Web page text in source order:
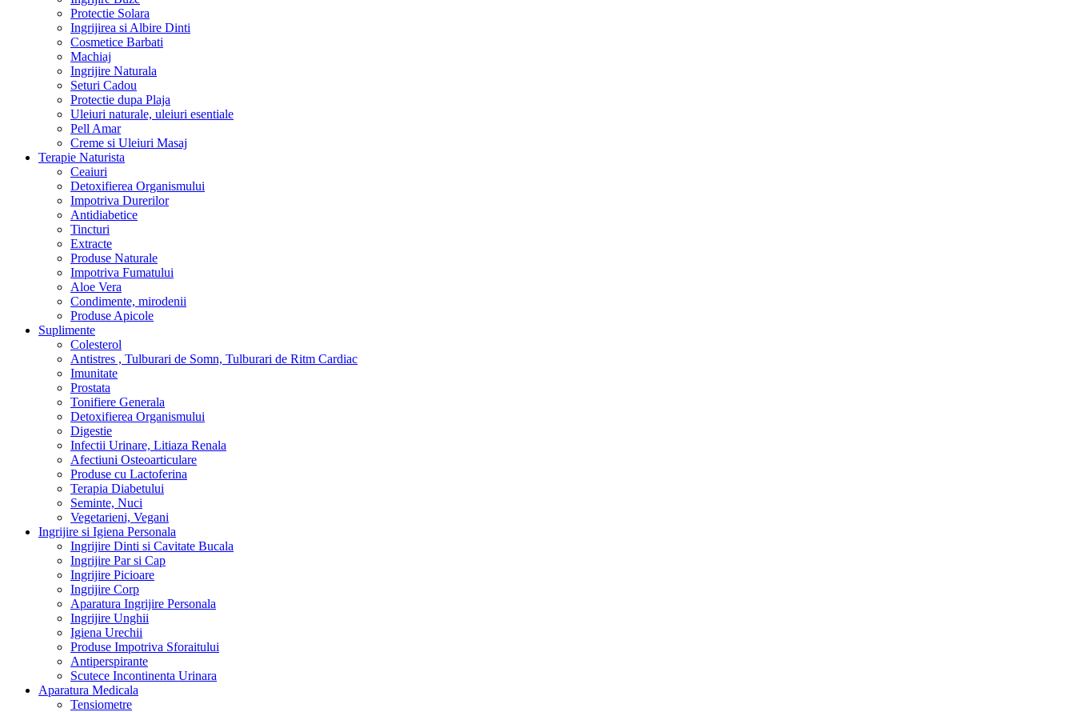
Protectie Solara
Ingrijirea si Albire Dinti
Cosmetice Barbati
Machiaj
Ingrijire Naturala
Seturi Cadou
Protectie dupa Plaja
Uleiuri naturale, uleiuri esentiale
Pell Amar
Creme si Uleiuri Masaj
Terapie Naturista
Ceaiuri
Detoxifierea Organismului
Impotriva Durerilor
Antidiabetice
Tincturi
Extracte
Produse Naturale
Impotriva Fumatului
Aloe Vera
Condimente, mirodenii
Produse Apicole
Suplimente
Colesterol
Antistres , Tulburari de Somn, Tulburari de Ritm Cardiac
Imunitate
Prostata
Tonifiere Generala
Detoxifierea Organismului
Digestie
Infectii Urinare, Litiaza Renala
Afectiuni Osteoarticulare
Produse cu Lactoferina
Terapia Diabetului
Seminte, Nuci
Vegetarieni, Vegani
Ingrijire si Igiena Personala
Ingrijire Dinti si Cavitate Bucala
Ingrijire Par si Cap
Ingrijire Picioare
Ingrijire Corp
Aparatura Ingrijire Personala
Ingrijire Unghii
Igiena Urechii
Produse Impotriva Sforaitului
Antiperspirante
Scutece Incontinenta Urinara
Aparatura Medicala
Tensiometre